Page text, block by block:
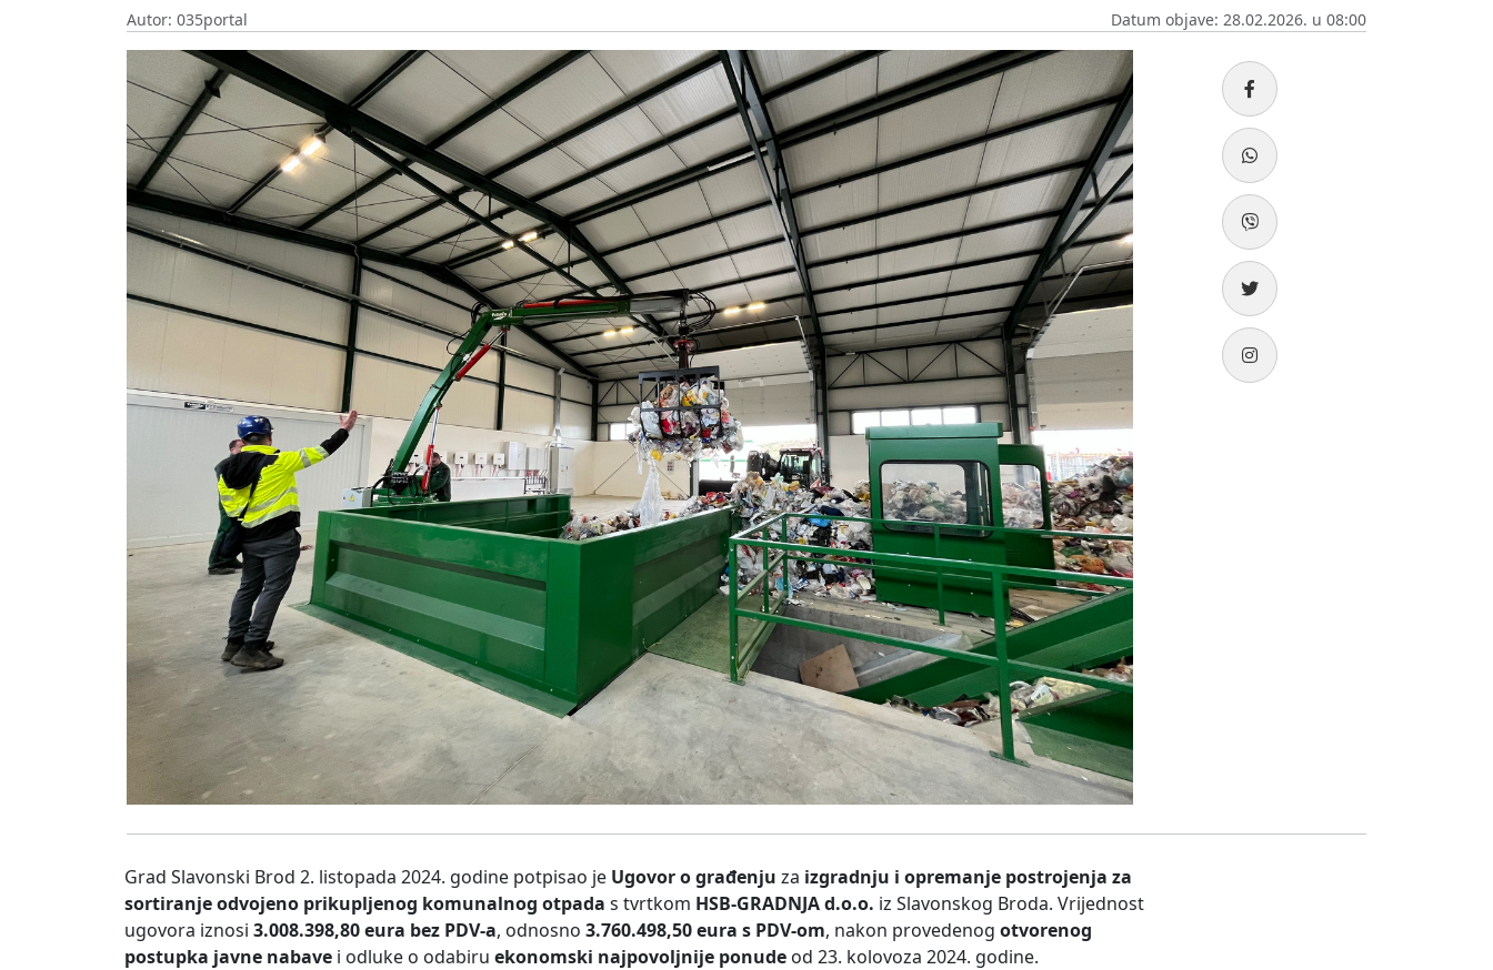
Autor: 035portal Datum objave: 28.02.2026. u 08:00
Grad Slavonski Brod 2. listopada 2024. godine potpisao je Ugovor o građenju za izgradnju i opremanje postrojenja za
sortiranje odvojeno prikupljenog komunalnog otpada s tvrtkom HSB-GRADNJA d.o.o. iz Slavonskog Broda. Vrijednost
ugovora iznosi 3.008.398,80 eura bez PDV-a, odnosno 3.760.498,50 eura s PDV-om, nakon provedenog otvorenog
postupka javne nabave i odluke o odabiru ekonomski najpovoljnije ponude od 23. kolovoza 2024. godine.